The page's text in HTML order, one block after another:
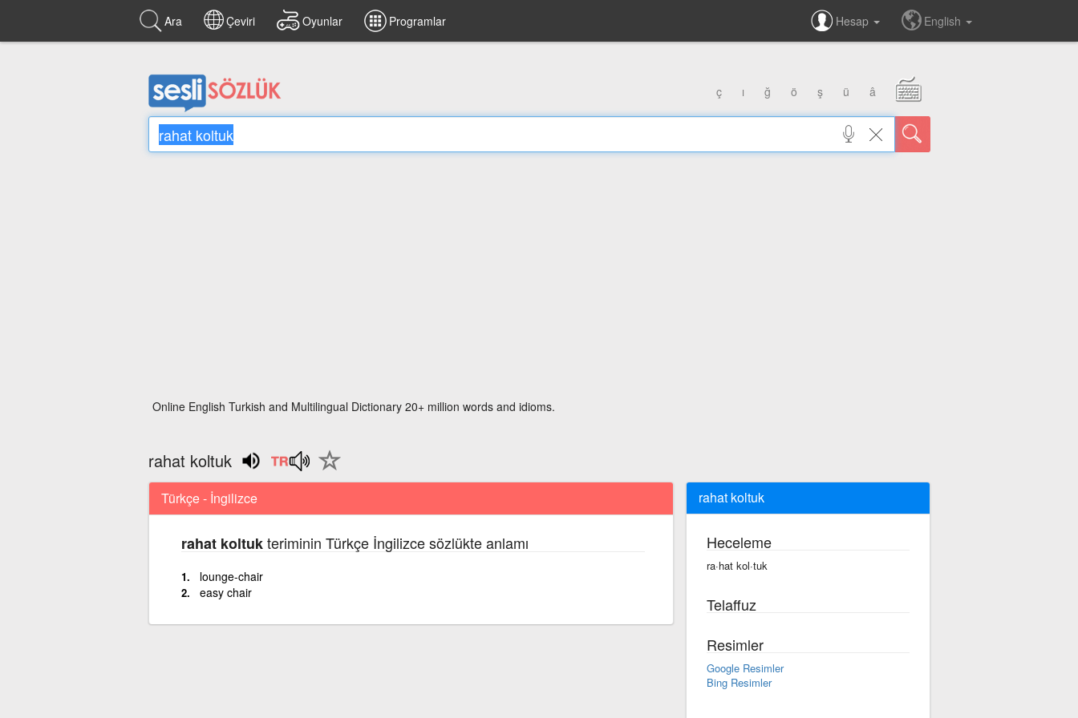
Ara Çeviri Oyunlar Programlar Hesap English
ç ı ğ ö ş ü â
Online English Turkish and Multilingual Dictionary 20+ million words and idioms.
rahat koltuk
Türkçe - İngilizce
rahat koltukteriminin Türkçe İngilizce sözlükte anlamı
lounge-chair
easy chair
rahat koltuk
Heceleme
ra·hat kol·tuk
Telaffuz
Resimler
Google Resimler
Bing Resimler